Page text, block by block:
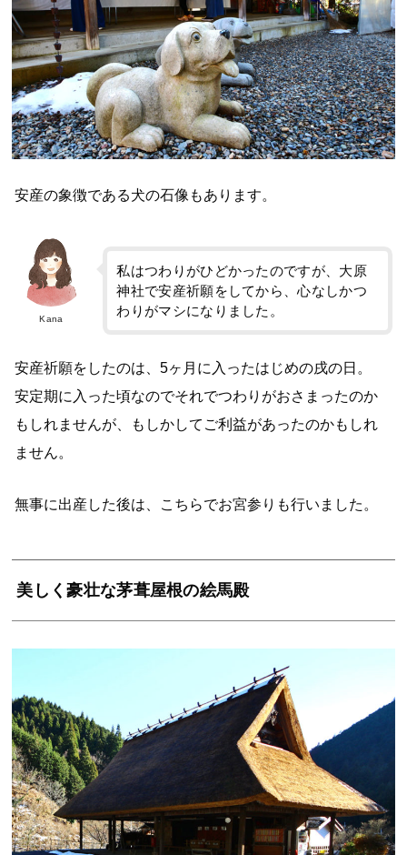
安産の象徴である犬の石像もあります。
Kana
私はつわりがひどかったのですが、大原
神社で安産祈願をしてから、心なしかつ
わりがマシになりました。
安産祈願をしたのは、5ヶ月に入ったはじめの戌の日。
安定期に入った頃なのでそれでつわりがおさまったのか
もしれませんが、もしかしてご利益があったのかもしれ
ません。
無事に出産した後は、こちらでお宮参りも行いました。
美しく豪壮な茅葺屋根の絵馬殿